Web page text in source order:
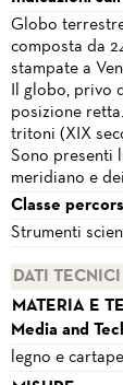
Globo
composta da
stampate a
Il globo, privo
posizione
tritoni (XIX
Sono presenti
meridiano e
Classe
Strumenti
DATI TECNICI
MATERIA E
Media and
legno e